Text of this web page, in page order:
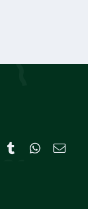
Pinterest
Tumblr WhatsApp
E-